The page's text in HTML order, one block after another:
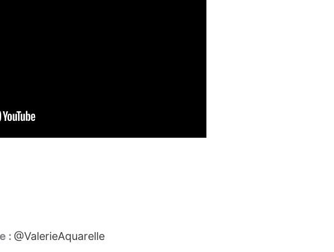
: @ValerieAquarelle